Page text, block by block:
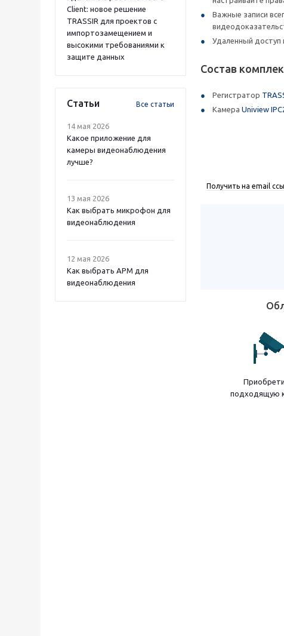
Client: новое решение
TRASSIR для проектов с
импортозамещением и
высокими требованиями к
защите данных
Статьи Все статьи
14 мая 2026
Какое приложение для
камеры видеонаблюдения
лучше?
13 мая 2026
Как выбрать микрофон для
видеонаблюдения
12 мая 2026
Как выбрать APM для
видеонаблюдения
Важные записи
Удаленный доступ
Состав
Регистратор
Камера Uniview
Получить на email
подходящую